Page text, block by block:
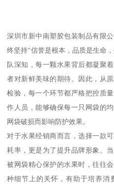
深圳市新中南塑胶包装制品有限
终坚持“信誉是根本，品质是生命
队深知，每一颗水果背后都凝聚
者对新鲜美味的期待。因此，从
检验，每一个环节都严格把控质
作人员，能够确保每一只网袋的
网袋破损而影响防护效果。
对于水果经销商而言，选择一款
耗率，更是为了提升品牌形象。
被网袋精心保护的水果时，往往
种细节上的关怀，有助于培养消